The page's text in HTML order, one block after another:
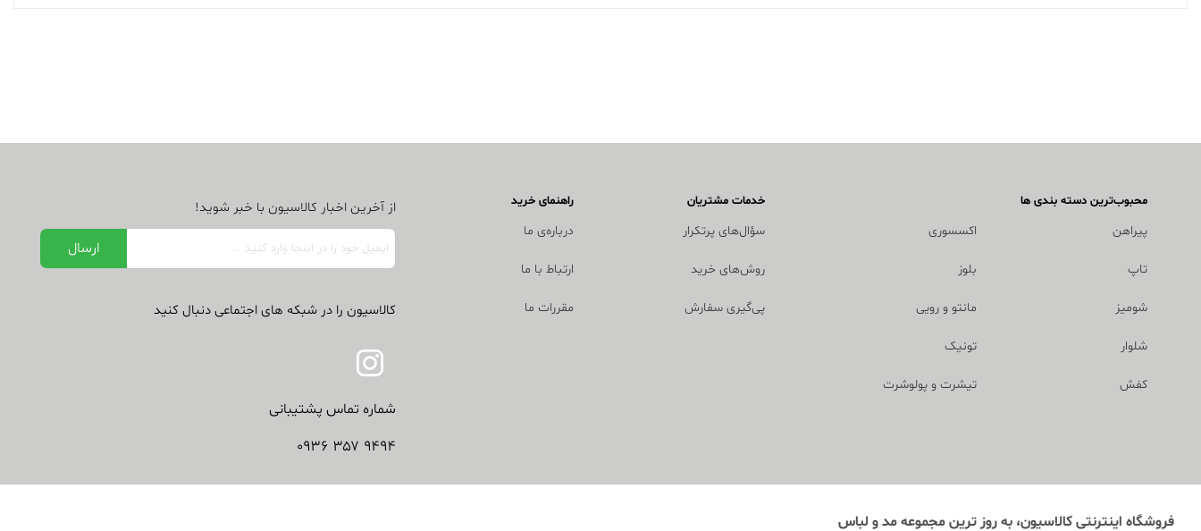
محبوب‌ترین دسته بندی ها
پیراهن
تاپ
شومیز
شلوار
کفش
اکسسوری
بلوز
مانتو و رویی
تونیک
تیشرت و پولوشرت
خدمات مشتریان
سؤال‌های پرتکرار
روش‌های خرید
پی‌گیری سفارش
راهنمای خرید
درباره‌ی ما
ارتباط با ما
مقررات ما
از آخرین اخبار کالاسیون با خبر شوید!
کالاسیون را در شبکه های اجتماعی دنبال کنید
شماره تماس پشتیبانی
۹۴۹۴ ۳۵۷ ۰۹۳۶
فروشگاه اینترنتی کالاسیون، به روز ترین مجموعه مد و لباس